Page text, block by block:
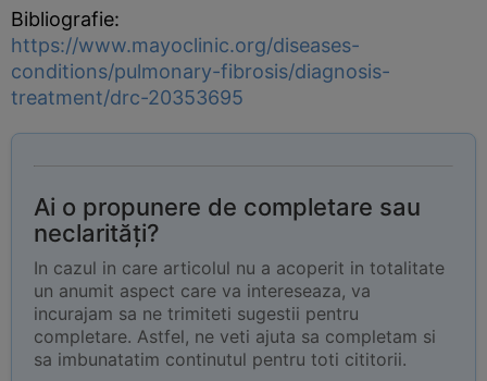
Bibliografie:
https://www.mayoclinic.org/diseases-
conditions/pulmonary-fibrosis/diagnosis-
treatment/drc-20353695
Ai o propunere de completare sau
neclarități?
In cazul in care articolul nu a acoperit in totalitate
un anumit aspect care va intereseaza, va
incurajam sa ne trimiteti sugestii pentru
completare. Astfel, ne veti ajuta sa completam si
sa imbunatatim continutul pentru toti cititorii.